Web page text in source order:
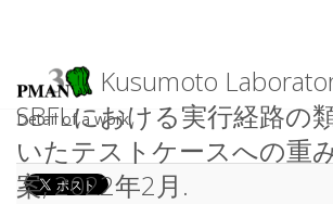
Kusumoto
SBFLにおける実行経路の
いたテストケースへの重
案, 2022年2月.
Detail of a work